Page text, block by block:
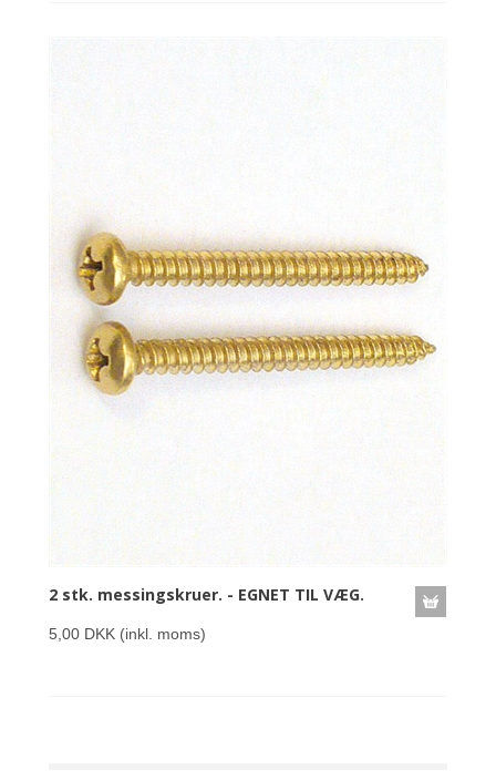
2 stk. messingskruer. - EGNET TIL VÆG.
5,00 DKK (inkl. moms)